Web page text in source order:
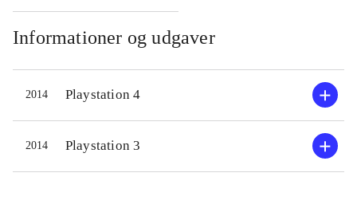
udgivelser i serien anvendes. Man
interagerer med spillet via mikrofon
(trådløs eller kabel) eller via en app
på smartphonen. Gameplay er det
kendte og velafprøvede. Sangeren
skal forsøge at ramme melodien i
sangen bedst muligt på baggrund af
Informationer og udgaver
2014 Playstation 4
2014 Playstation 3